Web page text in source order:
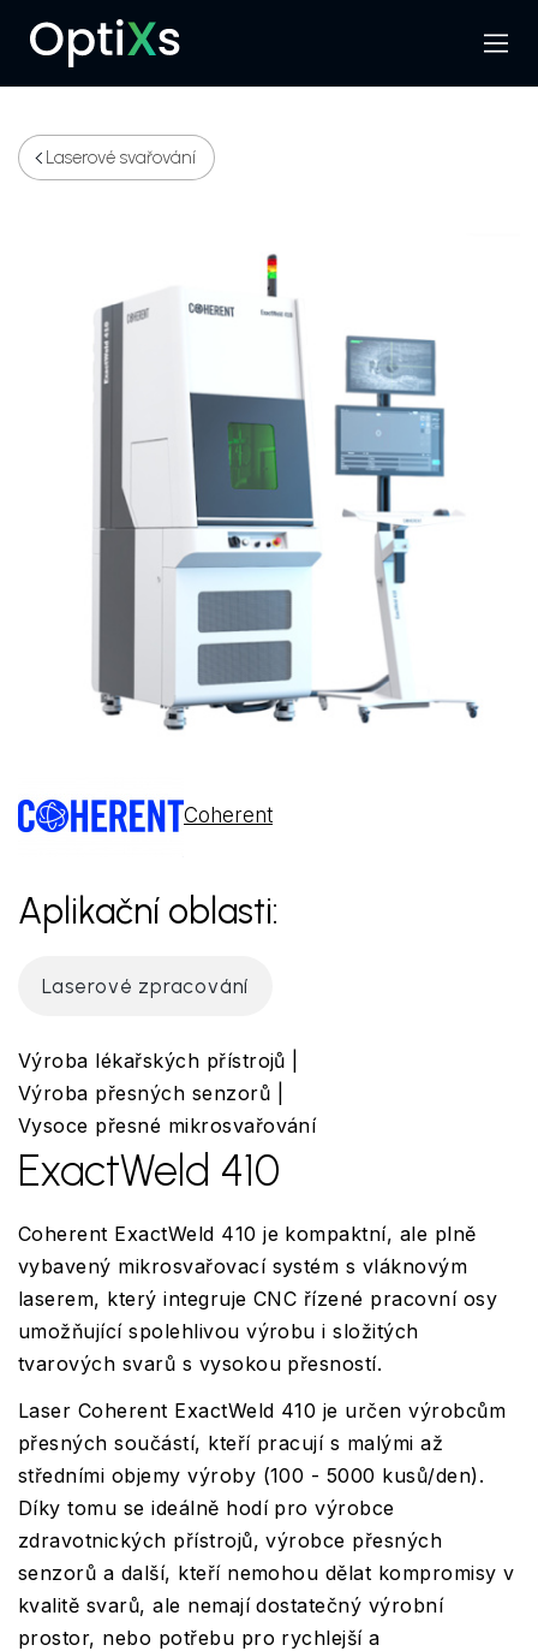
Hledat
Menu
Laserové svařování
Coherent
Aplikační oblasti:
Laserové zpracování
Výroba lékařských přístrojů |
Výroba přesných senzorů |
Vysoce přesné mikrosvařování
ExactWeld 410
Coherent ExactWeld 410 je kompaktní, ale plně
vybavený mikrosvařovací systém s vláknovým
laserem, který integruje CNC řízené pracovní osy
umožňující spolehlivou výrobu i složitých
tvarových svarů s vysokou přesností.
Laser Coherent ExactWeld 410 je určen výrobcům
přesných součástí, kteří pracují s malými až
středními objemy výroby (100 - 5000 kusů/den).
Díky tomu se ideálně hodí pro výrobce
zdravotnických přístrojů, výrobce přesných
senzorů a další, kteří nemohou dělat kompromisy v
kvalitě svarů, ale nemají dostatečný výrobní
prostor, nebo potřebu pro rychlejší a